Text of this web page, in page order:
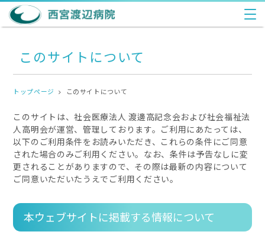
このサイトについて
トップページ このサイトについて
このサイトは、社会医療法人 渡邊高記念会および社会福祉法
人高明会が運営、管理しております。ご利用にあたっては、
以下のご利用条件をお読みいただき、これらの条件にご同意
された場合のみご利用ください。なお、条件は予告なしに変
更されることがありますので、その際は最新の内容について
ご同意いただいたうえでご利用ください。
本ウェブサイトに掲載する情報について